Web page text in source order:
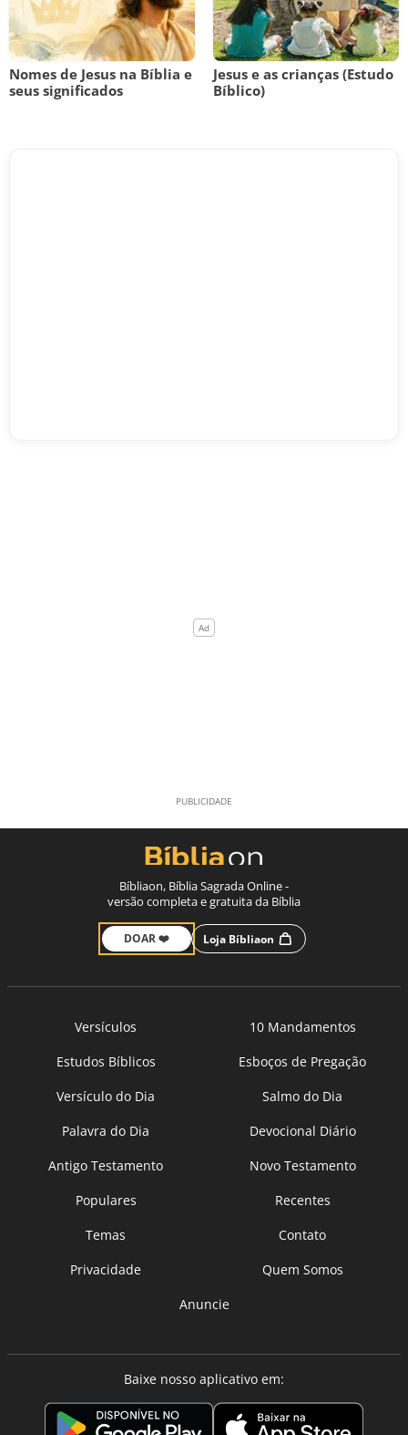
Nomes de Jesus na Bíblia e
seus significados
Jesus e as crianças (Estudo
Bíblico)
Bíbliaon, Bíblia Sagrada Online -
versão completa e gratuita da Bíblia
DOAR ❤️ Loja Bíbliaon
Versículos
10 Mandamentos
Estudos Bíblicos
Esboços de Pregação
Versículo do Dia
Salmo do Dia
Palavra do Dia
Devocional Diário
Antigo Testamento
Novo Testamento
Populares
Recentes
Temas
Contato
Privacidade
Quem Somos
Anuncie
Baixe nosso aplicativo em: